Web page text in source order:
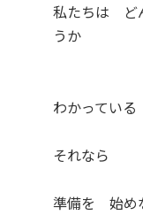
私たちは ど
うか
わかってい
それなら
準備を 始め